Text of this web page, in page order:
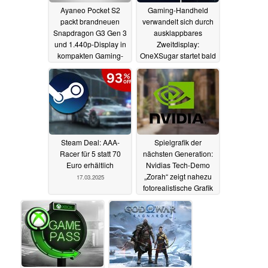
Ayaneo Pocket S2
packt brandneuen
Snapdragon G3 Gen 3
und 1.440p-Display in
kompakten Gaming-
Handheld17.03.2025
Gaming-Handheld
verwandelt sich durch
ausklappbares
Zweitdisplay:
OneXSugar startet bald
mit 30% Rabatt
17.03.2025
Steam Deal: AAA-
Racer für 5 statt 70
Euro erhältlich
17.03.2025
Spielgrafik der
nächsten Generation:
Nvidias Tech-Demo
„Zorah“ zeigt nahezu
fotorealistische Grafik
17.03.2025